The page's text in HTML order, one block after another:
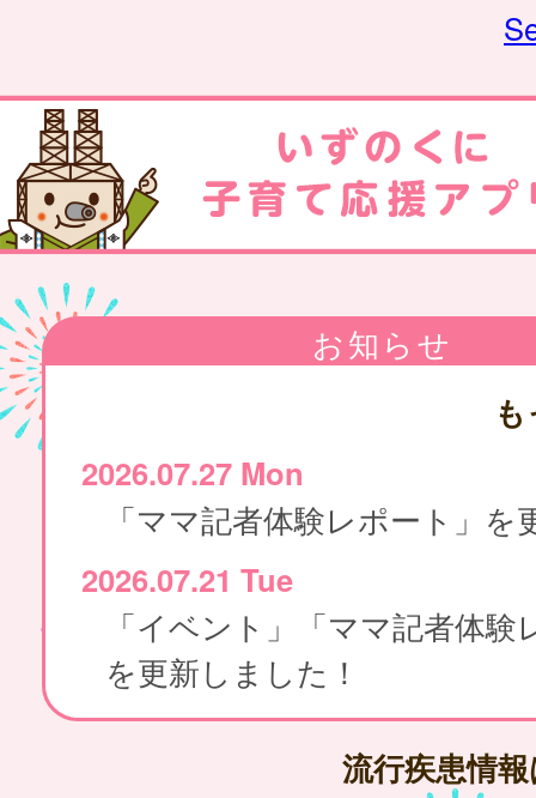
お知らせ
2026.07.27 Mon
2026.07.21 Tue
「イベント」「ママ記者体験
を更新しました！
流行疾患情